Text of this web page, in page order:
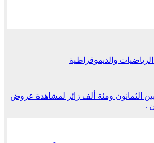
والديموقراطية
الثمانون ومئة ألف زائر لمشاهدة عروض
.